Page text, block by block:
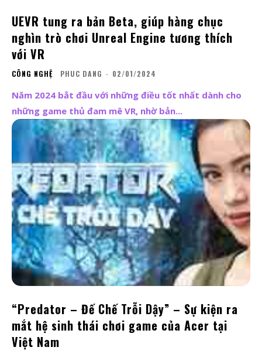
UEVR tung ra bản Beta, giúp hàng chục
nghìn trò chơi Unreal Engine tương thích
với VR
CÔNG NGHỆ PHUC DANG - 02/01/2024
Năm 2024 bắt đầu với những điều tốt nhất dành cho
những game thủ đam mê VR, nhờ bản...
“Predator – Đế Chế Trỗi Dậy” – Sự kiện ra
mắt hệ sinh thái chơi game của Acer tại
Việt Nam